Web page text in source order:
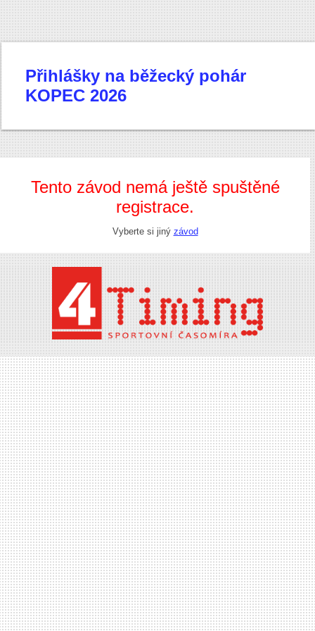
Přihlášky na běžecký pohár
KOPEC 2026
Tento závod nemá ještě spuštěné
registrace.
Vyberte si jiný závod